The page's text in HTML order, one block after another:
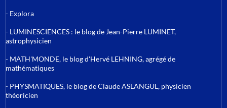
- Explora
- LUMINESCIENCES : le blog de Jean-Pierre LUMINET,
astrophysicien
- MATH'MONDE, le blog d'Hervé LEHNING, agrégé de
mathématiques
- PHYSMATIQUES, le blog de Claude ASLANGUL, physicien
théoricien